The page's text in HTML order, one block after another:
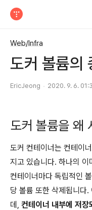
Web/Infra
도커 볼륨의
EricJeong 2020. 9. 6.
도커 볼륨을 왜
도커 컨테이너는 컨테이
지고 있습니다. 하나의
컨테이너마다 독립적인
당 볼륨 또한 삭제됩니다
데, 컨테이너 내부에 저장